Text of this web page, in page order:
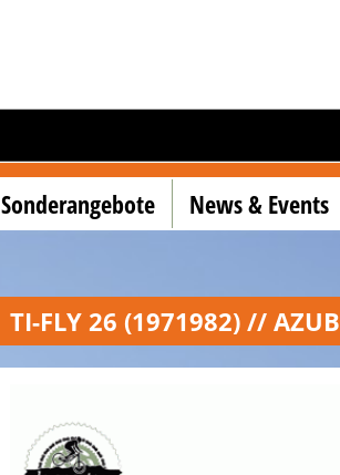
Sonderangebote News & Events
TI-FLY 26 (1971982) // AZUB